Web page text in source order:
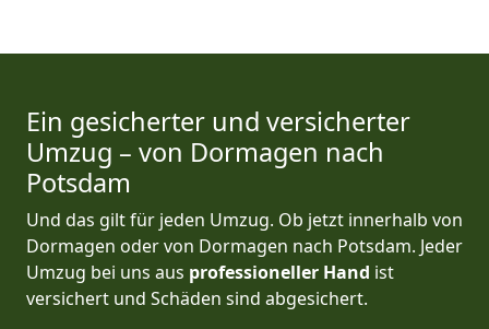
Ein gesicherter und versicherter
Umzug – von Dormagen nach
Potsdam
Und das gilt für jeden Umzug. Ob jetzt innerhalb von
Dormagen oder von Dormagen nach Potsdam. Jeder
Umzug bei uns aus professioneller Hand ist
versichert und Schäden sind abgesichert.